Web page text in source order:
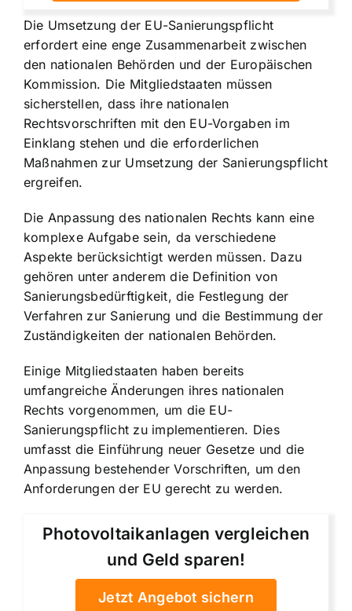
Die Umsetzung der EU-Sanierungspflicht
erfordert eine enge Zusammenarbeit zwischen
den nationalen Behörden und der Europäischen
Kommission. Die Mitgliedstaaten müssen
sicherstellen, dass ihre nationalen
Rechtsvorschriften mit den EU-Vorgaben im
Einklang stehen und die erforderlichen
Maßnahmen zur Umsetzung der Sanierungspflicht
ergreifen.
Die Anpassung des nationalen Rechts kann eine
komplexe Aufgabe sein, da verschiedene
Aspekte berücksichtigt werden müssen. Dazu
gehören unter anderem die Definition von
Sanierungsbedürftigkeit, die Festlegung der
Verfahren zur Sanierung und die Bestimmung der
Zuständigkeiten der nationalen Behörden.
Einige Mitgliedstaaten haben bereits
umfangreiche Änderungen ihres nationalen
Rechts vorgenommen, um die EU-
Sanierungspflicht zu implementieren. Dies
umfasst die Einführung neuer Gesetze und die
Anpassung bestehender Vorschriften, um den
Anforderungen der EU gerecht zu werden.
Photovoltaikanlagen vergleichen
und Geld sparen!
Jetzt Angebot sichern